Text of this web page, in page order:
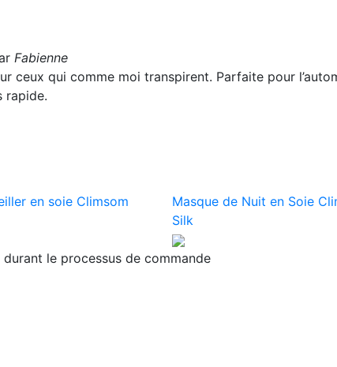
Fabienne
ceux qui comme moi transpirent. Parfaite pour
rapide.
en soie Climsom
Masque de Nuit en Soie
Silk
le processus de commande